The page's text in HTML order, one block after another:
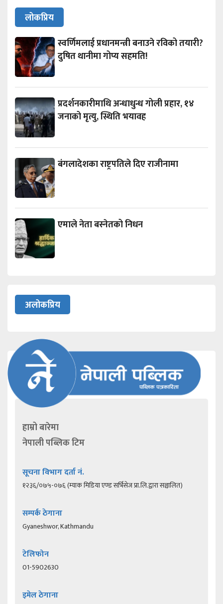
लोकप्रिय
स्वर्णिमलाई प्रधानमन्त्री बनाउने रविको तयारी?
दुषित थानीमा गोप्य सहमति!
प्रदर्शनकारीमाथि अन्धाधुन्ध गोली प्रहार, १४
जनाको मृत्यु, स्थिति भयावह
बंगलादेशका राष्ट्रपतिले दिए राजीनामा
एमाले नेता बस्नेतको निधन
अलोकप्रिय
हाम्रो बारेमा
नेपाली पब्लिक टिम
सूचना विभाग दर्ता नं.
१२३६/०७५-०७६ (म्याक मिडिया एण्ड सर्भिसेज प्रा.लि.द्वारा सञ्चालित)
सम्पर्क ठेगाना
Gyaneshwor, Kathmandu
टेलिफोन
01-5902630
इमेल ठेगाना